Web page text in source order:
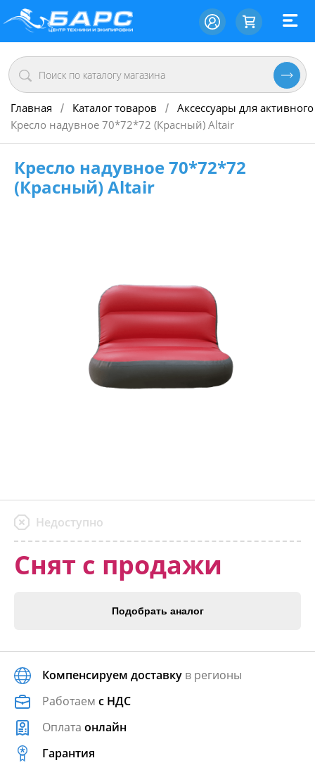
Главная / Каталог товаров / Аксессуары для
Кресло надувное 70*72*72 (Красный) Altair
Кресло надувное 70*72*72
(Красный) Altair
Недоступно
Снят с продажи
Подобрать аналог
Компенсируем доставку в регионы
Работаем с НДС
Оплата онлайн
Гарантия